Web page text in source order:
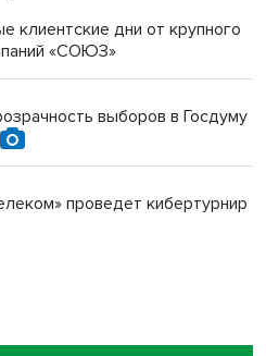
клиентские дни от крупного
«СОЮЗ»
выборов в Госдуму
проведет кибертурнир